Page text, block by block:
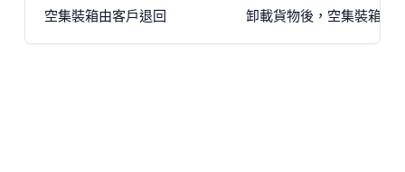
空集裝箱由客戶退回 卸載貨物後，空集裝箱由